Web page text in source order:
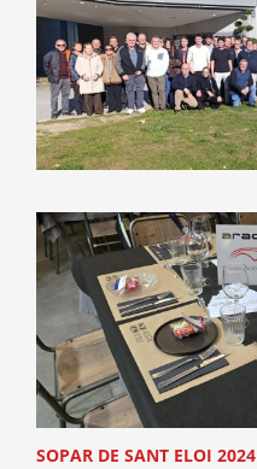
SOPAR DE SANT ELOI 2024